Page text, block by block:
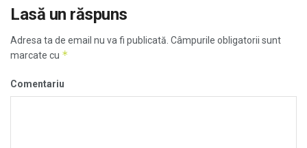
Lasă un răspuns
Adresa ta de email nu va fi publicată. Câmpurile obligatorii sunt
marcate cu *
Comentariu